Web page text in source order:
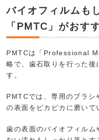
バイオフィルムも
「PMTC」がおす
PMTCは「Professional
略で、歯石取りを行った後
す。
PMTCでは、専用のブラシ
の表面をピカピカに磨いて
歯の表面のバイオフィル